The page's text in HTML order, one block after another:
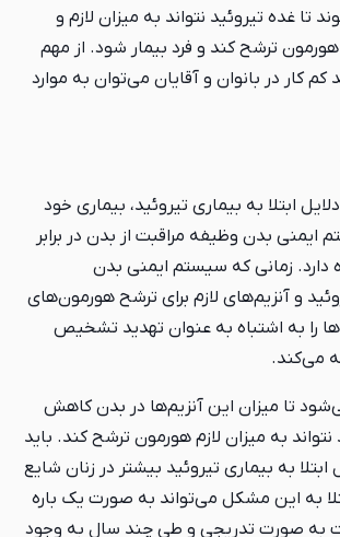
تا غده تیروئید نتواند به میزان لازم و
ترشح کند و فرد بیمار شود. از مهم
کم کار در بانوان و آقایان می‌توان به موارد
ابتلا به بیماری تیروئید، بیماری خود
بدن وظیفه مراقبت از بدن در برابر
دارد. زمانی که سیستم ایمنی بدن
و آنزیم‌های لازم برای ترشح هورمون‌های
را به اشتباه به عنوان تهدید تشخیص
می‌کند.
تا میزان این آنزیم‌ها در بدن کاهش
نتواند به میزان لازم هورمون ترشح کند. باید
ابتلا به بیماری تیروئید بیشتر در زنان شایع
به این مشکل می‌تواند به صورت یک باره
به صورت تدریجی و طی چند سال به وجود